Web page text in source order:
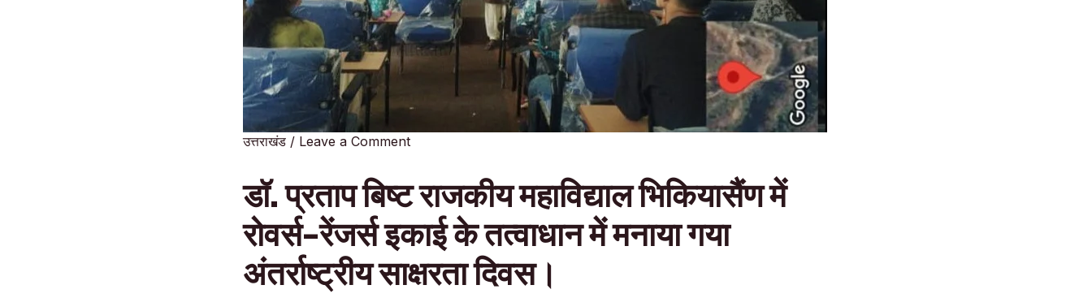
उत्तराखंड/ Leave a Comment
डॉ. प्रताप बिष्ट राजकीय महाविद्याल भिकियासैंण में
रोवर्स-रेंजर्स इकाई के तत्वाधान में मनाया गया
अंतर्राष्ट्रीय साक्षरता दिवस।